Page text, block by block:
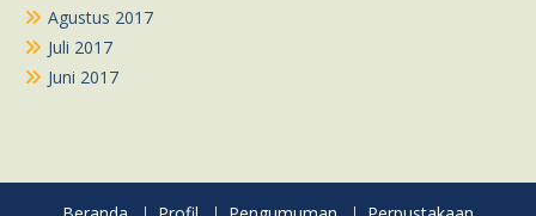
Agustus 2017
Juli 2017
Juni 2017